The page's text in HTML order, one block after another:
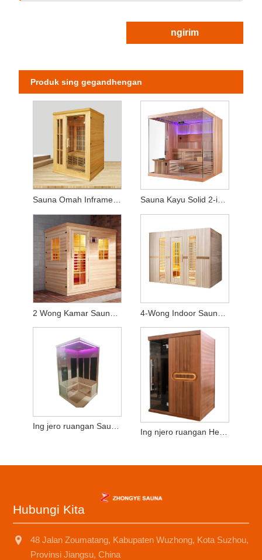
ngirim
Produk sing gegandhengan
Sauna Omah Inframerah Spektrum Lengkap (Kapasitas 2 Wong) Sauna Kayu Solid 2-in-1 - Dilengkapi Kompor Pemanas & Panel Panas
Ing jero ruangan Sauna Infra Merah Tebih 2-3 Wong Hemlock Kayu
Ing njero ruangan Hemlock Kayu 2-3 Wong Garing SaunaRoom
Hubungi Kita
48 Jalan Zoumatang, Kabupaten Wuzhong, Kota Suzhou,
Provinsi Jiangsu, China